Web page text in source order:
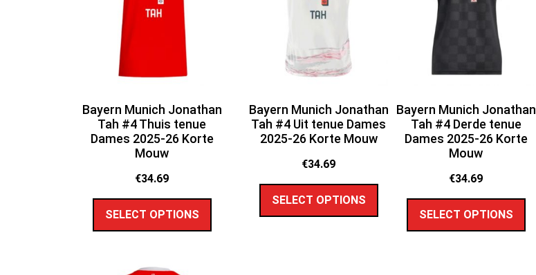
Bayern Munich Jonathan
Tah #4 Thuis tenue
Dames 2025-26 Korte
Mouw
€34.69
SELECT OPTIONS
Bayern Munich Jonathan
Tah #4 Uit tenue Dames
2025-26 Korte Mouw
€34.69
SELECT OPTIONS
Bayern Munich Jonathan
Tah #4 Derde tenue
Dames 2025-26 Korte
Mouw
€34.69
SELECT OPTIONS